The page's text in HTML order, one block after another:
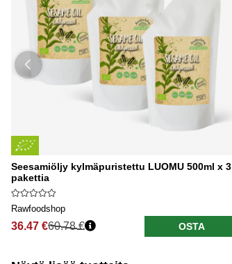
Seesamiöljy kylmäpuristettu LUOMU 500ml x 3
pakettia
Rawfoodshop
36.47 €60.78 € OSTA